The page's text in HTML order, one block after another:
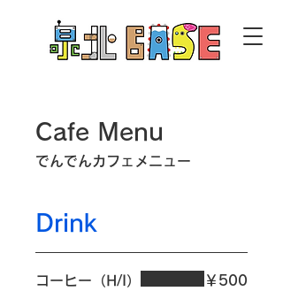
Cafe Menu
でんでんカフェメニュー
Drink
コーヒー（H/I） ￥500